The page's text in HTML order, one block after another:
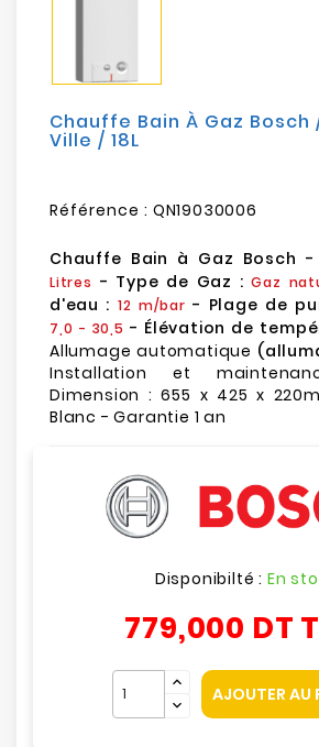
Mobilités
Chauffe Bain À Gaz Bosch
Ville / 18L
Référence : QN19030006
Chauffe Bain à Gaz Bosch
Litres - Type de Gaz :Gaz
d'eau : 12 m/bar - Plage de
7,0 - 30,5 - Élévation de
Allumage automatique
Installation et
Dimension : 655 x 425 x
Blanc - Garantie 1 an
Disponibilté : En
779,000 DT
AJOUTER AU